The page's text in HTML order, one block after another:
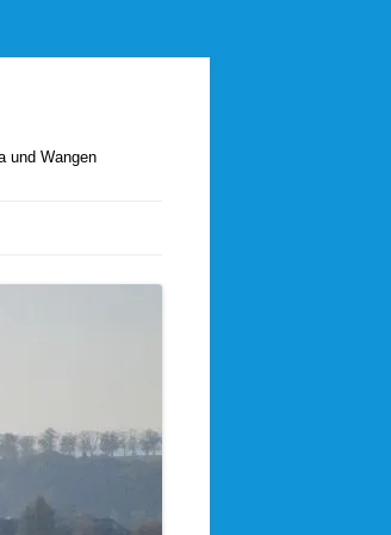
und Wangen